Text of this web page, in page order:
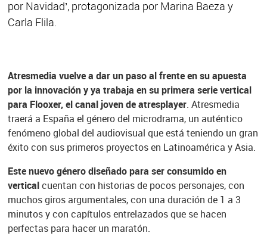
por Navidad’, protagonizada por Marina Baeza y
Carla Flila.
Atresmedia vuelve a dar un paso al frente en su apuesta
por la innovación y ya trabaja en su primera serie vertical
para Flooxer, el canal joven de atresplayer. Atresmedia
traerá a España el género del microdrama, un auténtico
fenómeno global del audiovisual que está teniendo un gran
éxito con sus primeros proyectos en Latinoamérica y Asia.
Este nuevo género diseñado para ser consumido en
verticalcuentan con historias de pocos personajes, con
muchos giros argumentales, con una duración de 1 a 3
minutos y con capítulos entrelazados que se hacen
perfectas para hacer un maratón.